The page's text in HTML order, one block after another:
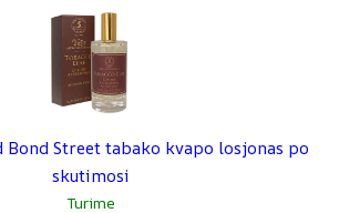
o
r
e
s
s
k
d
S
t
r
e
t
y
l
o
r
f
O
Bond Street tabako kvapo losjonas po
skutimosi
Turime